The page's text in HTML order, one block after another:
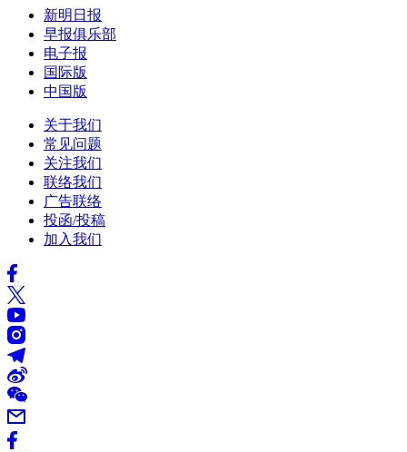
新明日报
早报俱乐部
电子报
国际版
中国版
关于我们
常见问题
关注我们
联络我们
广告联络
投函/投稿
加入我们